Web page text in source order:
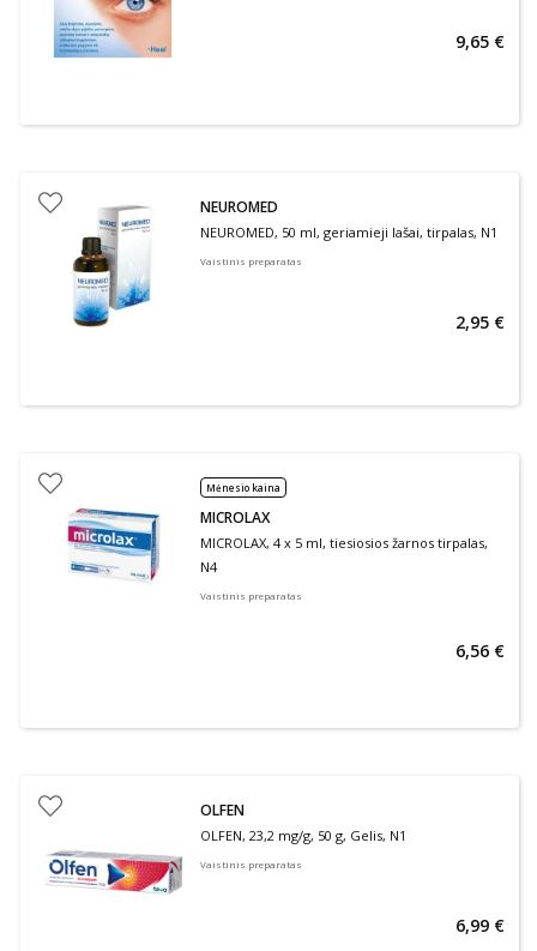
9,65 €
NEUROMED
NEUROMED, 50 ml, geriamieji lašai, tirpalas, N1
Vaistinis preparatas
2,95 €
Mėnesio kaina
MICROLAX
MICROLAX, 4 x 5 ml, tiesiosios žarnos tirpalas,
N4
Vaistinis preparatas
6,56 €
OLFEN
OLFEN, 23,2 mg/g, 50 g, Gelis, N1
Vaistinis preparatas
6,99 €